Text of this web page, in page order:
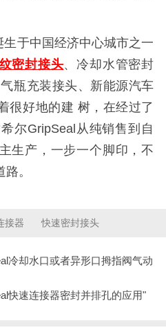
于中国经济中心城市之一
密封接头、冷却水管密封
瓶充装接头、新能源汽车
很好地的建 树，在经过了
尔GripSeal 从纯销售到自
生产，一步一个脚印，不
。
接器 快速密封接头
冷却水口或者异形口拇指阀气动
快速连接器密封并排孔的应用"